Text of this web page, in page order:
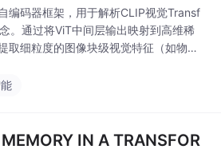
编码器框架，用于解析CLIP视觉Transf
。通过将ViT中间层输出映射到高维稀
取细粒度的图像块级视觉特征（如物体
微小，性能提升主要源于预训练模型中
IN A TRANSFOR